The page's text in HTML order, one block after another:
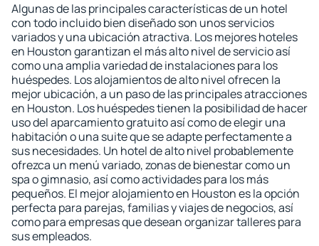
Algunas de las principales características de un hotel
con todo incluido bien diseñado son unos servicios
variados y una ubicación atractiva. Los mejores hoteles
en Houston garantizan el más alto nivel de servicio así
como una amplia variedad de instalaciones para los
huéspedes. Los alojamientos de alto nivel ofrecen la
mejor ubicación, a un paso de las principales atracciones
en Houston. Los huéspedes tienen la posibilidad de hacer
uso del aparcamiento gratuito así como de elegir una
habitación o una suite que se adapte perfectamente a
sus necesidades. Un hotel de alto nivel probablemente
ofrezca un menú variado, zonas de bienestar como un
spa o gimnasio, así como actividades para los más
pequeños. El mejor alojamiento en Houston es la opción
perfecta para parejas, familias y viajes de negocios, así
como para empresas que desean organizar talleres para
sus empleados.